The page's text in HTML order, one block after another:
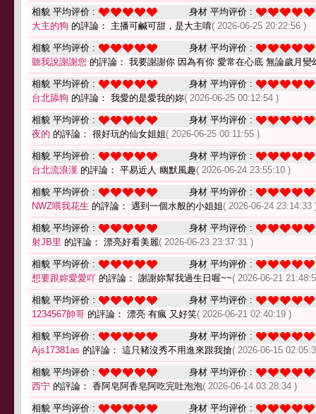
相貌 平均评价 :
身材 平均评价 :
大主的狗 的評論： 主播可鹹可甜，是大主唷( 2026-06-25 20:22:56 )
相貌 平均评价 :
身材 平均评价 :
聽我說謝謝您 的評論： 我要謝謝你 因為有你 愛常在心底 無論歲月變
相貌 平均评价 :
身材 平均评价 :
台北舔狗 的評論： 我愛的是愛我的妳( 2026-06-25 00:12:54 )
相貌 平均评价 :
身材 平均评价 :
夜的 的評論： 很好玩的仙女姐姐( 2026-06-25 00:11:55 )
相貌 平均评价 :
身材 平均评价 :
台北流浪漢 的評論： 平易近人 幽默風趣( 2026-06-24 23:55:10 )
相貌 平均评价 :
身材 平均评价 :
NWZ喂我花生 的評論： 遇到一個水般的小姐姐( 2026-06-24 23:14:33
相貌 平均评价 :
身材 平均评价 :
射JB里 的評論： 漂亮好看美麗( 2026-06-23 23:37:31 )
相貌 平均评价 :
身材 平均评价 :
想要跟妳愛愛吖 的評論： 謝謝妳幫我過生日喔~~( 2026-06-21
相貌 平均评价 :
身材 平均评价 :
1234567帥哥 的評論： 漂亮 有瘋 又好笑( 2026-06-21 02:40:19 )
相貌 平均评价 :
身材 平均评价 :
Ajs17381as 的評論： 這只豬沒秀不用進來跟我搶( 2026-06-15
相貌 平均评价 :
身材 平均评价 :
西宁 的評論： 香阿皂阿香皂阿吃完吐泡泡( 2026-06-14 03:28:34 )
相貌 平均评价 :
身材 平均评价 :